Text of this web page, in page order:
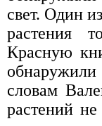
свет. Один
растения
Красную
словам
растений